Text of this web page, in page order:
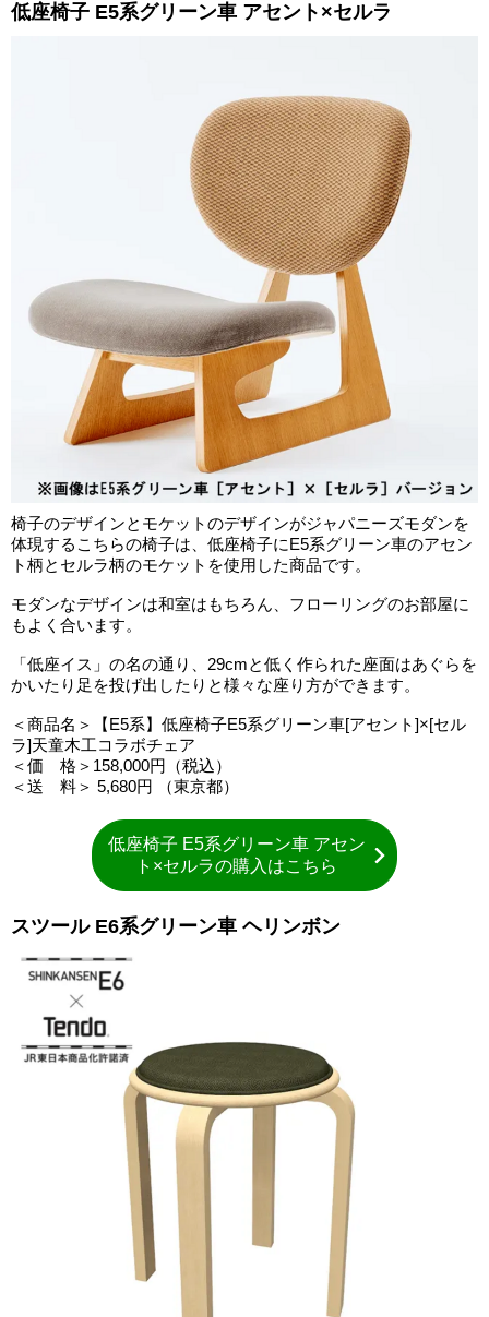
低座椅子 E5系グリーン車 アセント×セルラ
椅子のデザインとモケットのデザインがジャパニーズモダンを
体現するこちらの椅子は、低座椅子にE5系グリーン車のアセン
ト柄とセルラ柄のモケットを使用した商品です。
モダンなデザインは和室はもちろん、フローリングのお部屋に
もよく合います。
「低座イス」の名の通り、29cmと低く作られた座面はあぐらを
かいたり足を投げ出したりと様々な座り方ができます。
＜商品名＞【E5系】低座椅子E5系グリーン車[アセント]×[セル
ラ]天童木工コラボチェア
＜価 格＞158,000円（税込）
＜送 料＞ 5,680円 （東京都）
低座椅子 E5系グリーン車 アセン
ト×セルラの購入はこちら
スツール E6系グリーン車 ヘリンボン